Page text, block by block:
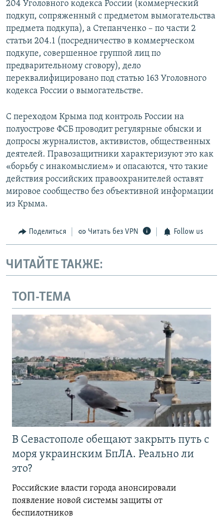
204 Уголовного кодекса России (коммерческий
подкуп, сопряженный с предметом вымогательства
предмета подкупа), а Степанченко – по части 2
статьи 204.1 (посредничество в коммерческом
подкупе, совершенное группой лиц по
предварительному сговору), дело
переквалифицировано под статью 163 Уголовного
кодекса России о вымогательстве.
С переходом Крыма под контроль России на
полуострове ФСБ проводит регулярные обыски и
допросы журналистов, активистов, общественных
деятелей. Правозащитники характеризуют это как
«борьбу с инакомыслием» и опасаются, что такие
действия российских правоохранителей оставят
мировое сообщество без объективной информации
из Крыма.
Поделиться Читать без VPN Follow us
ЧИТАЙТЕ ТАКЖЕ:
ТОП-ТЕМА
В Севастополе обещают закрыть путь с
моря украинским БпЛА. Реально ли
это?
Российские власти города анонсировали
появление новой системы защиты от
беспилотников